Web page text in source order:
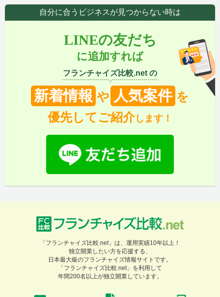
自分に合うビジネスが見つからない時は
LINEの友だち
に追加すれば
フランチャイズ比較.net の
新着情報 や 人気案件 を
優先してご紹介します！
「フランチャイズ比較.net」は、運用実績10年以上！
独立開業したい方を応援する、
日本最大級のフランチャイズ情報サイトです。
「フランチャイズ比較.net」を利用して
年間200名以上が独立開業しています。